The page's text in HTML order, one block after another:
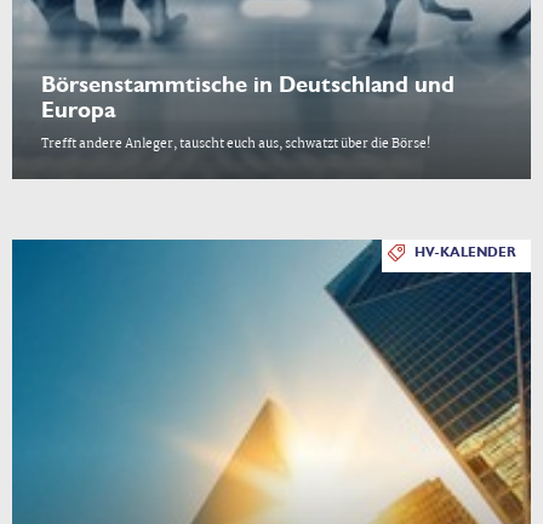
Börsenstammtische in Deutschland und
Europa
Trefft andere Anleger, tauscht euch aus, schwatzt über die Börse!
HV-KALENDER